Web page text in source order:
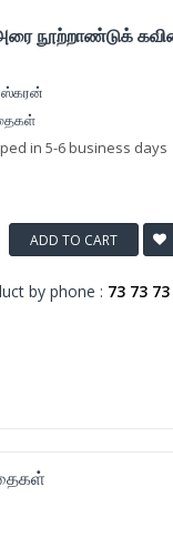
நூற்றாண்டுக்
in 5-6 business days
ADD TO CART
by phone : 73 73